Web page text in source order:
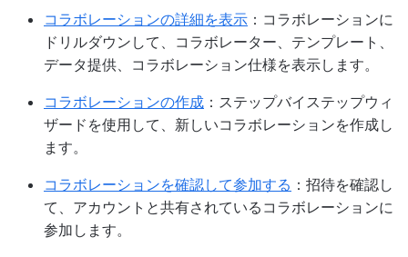
コラボレーションの詳細を表示 ：コラボレーションに
ドリルダウンして、コラボレーター、テンプレート、
データ提供、コラボレーション仕様を表示します。
コラボレーションの作成 ：ステップバイステップウィ
ザードを使用して、新しいコラボレーションを作成し
ます。
コラボレーションを確認して参加する ：招待を確認し
て、アカウントと共有されているコラボレーションに
参加します。